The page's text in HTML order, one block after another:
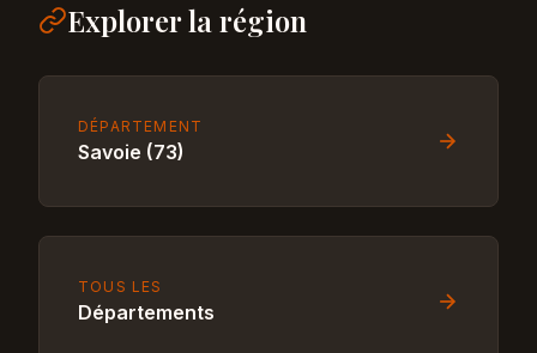
Explorer la région
DÉPARTEMENT
Savoie (73)
TOUS LES
Départements